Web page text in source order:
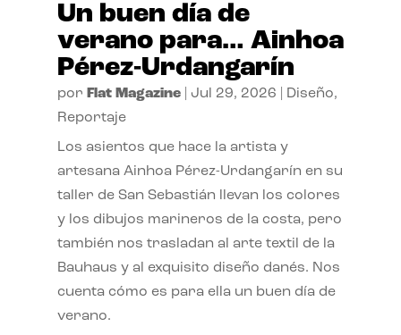
Un buen día de
verano para… Ainhoa
Pérez-Urdangarín
por Flat Magazine| Jul 29, 2026 Diseño,
Reportaje
Los asientos que hace la artista y
artesana Ainhoa Pérez-Urdangarín en su
taller de San Sebastián llevan los colores
y los dibujos marineros de la costa, pero
también nos trasladan al arte textil de la
Bauhaus y al exquisito diseño danés. Nos
cuenta cómo es para ella un buen día de
verano.